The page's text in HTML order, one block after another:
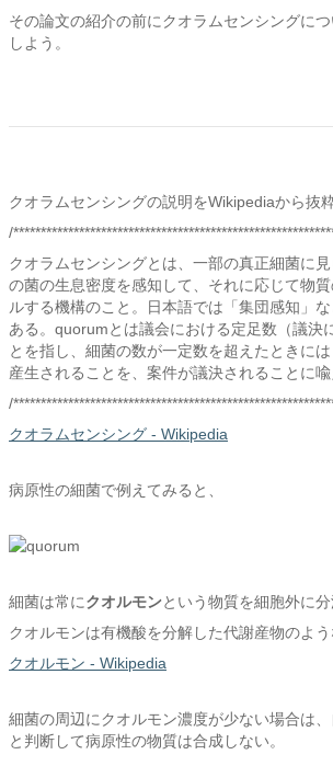
その論文の紹介の前にクオラムセンシングに
しよう。
クオラムセンシングの説明をWikipediaから抜
/
クオラムセンシングとは、一部の真正細菌に
の菌の生息密度を感知して、それに応じて物
ルする機構のこと。日本語では「集団感知」
ある。quorumとは議会における定足数（議決
とを指し、細菌の数が一定数を超えたときに
産生されることを、案件が議決されることに喩
/
クオラムセンシング - Wikipedia
病原性の細菌で例えてみると、
細菌は常にクオルモンという物質を細胞外に分
クオルモンは有機酸を分解した代謝産物のよう
クオルモン - Wikipedia
細菌の周辺にクオルモン濃度が少ない場合は
と判断して病原性の物質は合成しない。